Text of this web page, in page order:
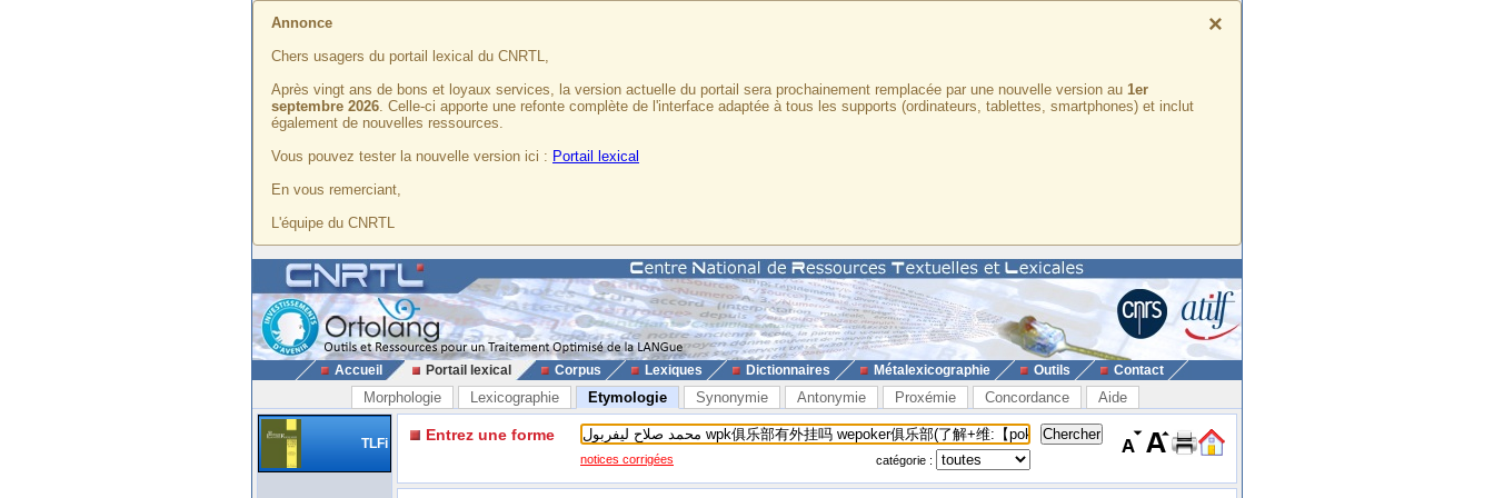
×
Annonce
Chers usagers du portail lexical du CNRTL,
Après vingt ans de bons et loyaux services, la version actuelle du portail sera prochainement remplacée par une nouvelle version au 1er
septembre 2026. Celle-ci apporte une refonte complète de l'interface adaptée à tous les supports (ordinateurs, tablettes, smartphones) et inclut
également de nouvelles ressources.
Vous pouvez tester la nouvelle version ici : Portail lexical
En vous remerciant,
L'équipe du CNRTL
Accueil Portail lexical Corpus Lexiques Dictionnaires Métalexicographie Outils Contact
Morphologie Lexicographie Etymologie Synonymie Antonymie Proxémie Concordance Aide
TLFi Entrez une forme
notices corrigées catégorie :